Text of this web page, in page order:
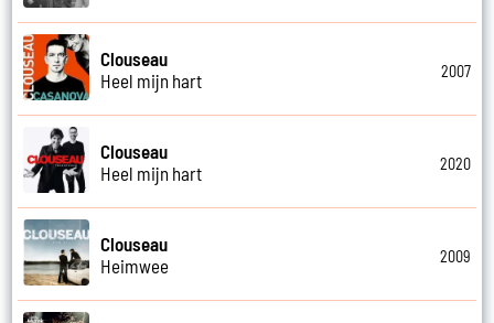
Clouseau
Heel mijn hart
2007
Clouseau
Heel mijn hart
2020
Clouseau
Heimwee
2009